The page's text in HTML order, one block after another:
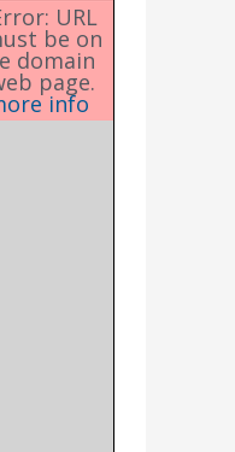
URL
be on
domain
page.
info